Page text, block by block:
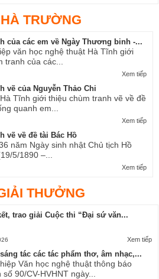
TRƯỜNG
của các em về Ngày Thương binh -...
văn học nghệ thuật Hà Tĩnh giới
tranh của các...
Xem tiếp
vẽ của Nguyễn Thảo Chi
Tĩnh giới thiệu chùm tranh vẽ về đề
quanh em...
Xem tiếp
vẽ về đề tài Bác Hồ
năm Ngày sinh nhật Chủ tịch Hồ
5/1890 –...
Xem tiếp
THƯỞNG
trao giải Cuộc thi “Đại sứ văn...
Xem tiếp
tác các tác phẩm thơ, âm nhạc,...
Văn học nghệ thuật thông báo
90/CV-HVHNT ngày...